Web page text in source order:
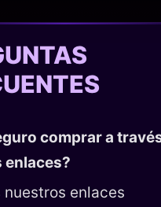
comprar a
nuestros enlaces